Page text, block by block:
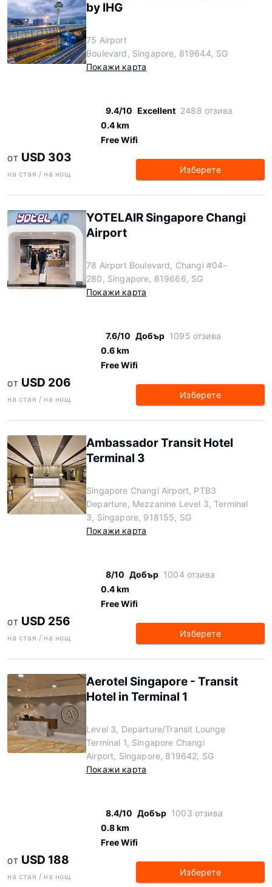
by IHG
75 Airport
Boulevard, Singapore, 819644, SG
Покажи карта
9.4/10 Excellent 2488 отзива
0.4 km
Free Wifi
ОТ USD 303
на стая / на нощ Изберете
YOTELAIR Singapore Changi
Airport
78 Airport Boulevard, Changi #04-
280, Singapore, 819666, SG
Покажи карта
7.6/10 Добър 1095 отзива
0.6 km
Free Wifi
ОТ USD 206
на стая / на нощ Изберете
Ambassador Transit Hotel
Terminal 3
Singapore Changi Airport, PTB3
Departure, Mezzanine Level 3, Terminal
3, Singapore, 918155, SG
Покажи карта
8/10 Добър 1004 отзива
0.4 km
Free Wifi
ОТ USD 256
на стая / на нощ Изберете
Aerotel Singapore - Transit
Hotel in Terminal 1
Level 3, Departure/Transit Lounge
Terminal 1, Singapore Changi
Airport, Singapore, 819642, SG
Покажи карта
8.4/10 Добър 1003 отзива
0.8 km
Free Wifi
ОТ USD 188
на стая / на нощ Изберете